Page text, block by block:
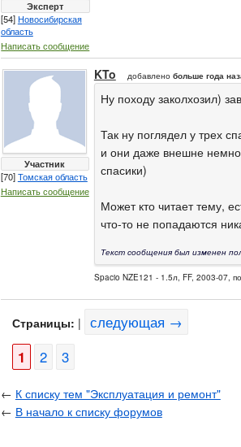
Эксперт
[54]Новосибирская
область
Написать сообщение
Участник
[70]Томская область
Написать сообщение
KTo добавлено больше года
Ну походу заколхозил)
Так ну поглядел у трех
и они даже внешне
спасики)
Может кто читает тему,
что-то не попадаются
Текст сообщения был изменен
Spacio NZE121 - 1.5л, FF, 2003-07,
Страницы: | следующая →
1
2 3
← К списку тем "Эксплуатация и ремонт"
← В начало к списку форумов